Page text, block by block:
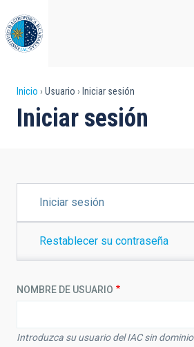
al
contenido
principal
Sobrescribir
enlaces
la
navegación
Inicio Usuario Iniciar sesión
Iniciar sesión
PRINCIPALES
Iniciar sesión
Restablecer su contraseña
NOMBRE DE USUARIO
Introduzca su usuario del IAC sin dominio